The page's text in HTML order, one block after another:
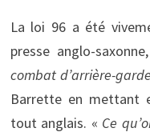
La loi 96 a été
presse anglo-
combat d’arrière-garde
Barrette en mettant
tout anglais. « Ce